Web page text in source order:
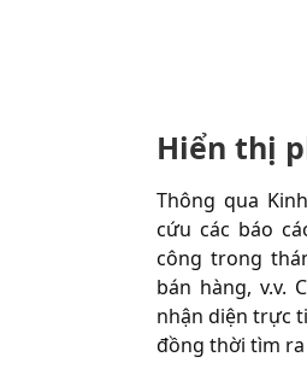
Hiển thị
Thông qua
cứu các báo
công trong
bán hàng, v.v.
nhận diện trực
đồng thời tìm